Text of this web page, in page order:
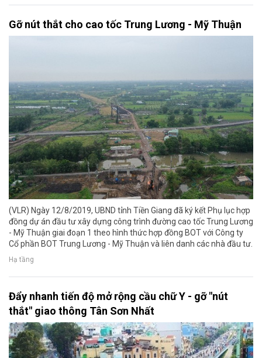
Gỡ nút thắt cho cao tốc Trung Lương - Mỹ Thuận
(VLR) Ngày 12/8/2019, UBND tỉnh Tiền Giang đã ký kết Phụ lục hợp
đồng dự án đầu tư xây dựng công trình đường cao tốc Trung Lương
- Mỹ Thuận giai đoạn 1 theo hình thức hợp đồng BOT với Công ty
Cổ phần BOT Trung Lương - Mỹ Thuận và liên danh các nhà đầu tư.
Hạ tầng
Đẩy nhanh tiến độ mở rộng cầu chữ Y - gỡ "nút
thắt" giao thông Tân Sơn Nhất